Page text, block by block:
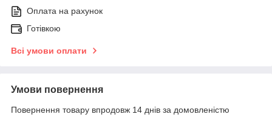
Оплата на рахунок
Готівкою
Всі умови оплати
Умови повернення
Повернення товару впродовж 14 днів за домовленістю